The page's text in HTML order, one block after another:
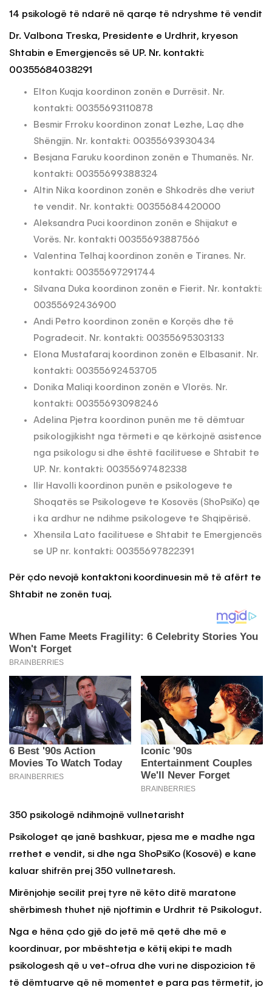
14 psikologë të ndarë në qarqe të ndryshme të vendit
Dr. Valbona Treska, Presidente e Urdhrit, kryeson
Shtabin e Emergjencës së UP. Nr. kontakti:
00355684038291
Elton Kuqja koordinon zonën e Durrësit. Nr.
kontakti: 00355693110878
Besmir Frroku koordinon zonat Lezhe, Laç dhe
Shëngjin. Nr. kontakti: 00355693930434
Besjana Faruku koordinon zonën e Thumanës. Nr.
kontakti: 00355699388324
Altin Nika koordinon zonën e Shkodrës dhe veriut
te vendit. Nr. kontakti: 00355684420000
Aleksandra Puci koordinon zonën e Shijakut e
Vorës. Nr. kontakti 00355693887566
Valentina Telhaj koordinon zonën e Tiranes. Nr.
kontakti: 00355697291744
Silvana Duka koordinon zonën e Fierit. Nr. kontakti:
00355692436900
Andi Petro koordinon zonën e Korçës dhe të
Pogradecit. Nr. kontakti: 00355695303133
Elona Mustafaraj koordinon zonën e Elbasanit. Nr.
kontakti: 00355692453705
Donika Maliqi koordinon zonën e Vlorës. Nr.
kontakti: 00355693098246
Adelina Pjetra koordinon punën me të dëmtuar
psikologjikisht nga tërmeti e qe kërkojnë asistence
nga psikologu si dhe është facilituese e Shtabit te
UP. Nr. kontakti: 00355697482338
Ilir Havolli koordinon punën e psikologeve te
Shoqatës se Psikologeve te Kosovës (ShoPsiKo) qe
i ka ardhur ne ndihme psikologeve te Shqipërisë.
Xhensila Lato facilituese e Shtabit te Emergjencës
se UP nr. kontakti: 00355697822391
Për çdo nevojë kontaktoni koordinuesin më të afërt te
Shtabit ne zonën tuaj.
350 psikologë ndihmojnë vullnetarisht
Psikologet qe janë bashkuar, pjesa me e madhe nga
rrethet e vendit, si dhe nga ShoPsiKo (Kosovë) e kane
kaluar shifrën prej 350 vullnetaresh.
Mirënjohje secilit prej tyre në këto ditë maratone
shërbimesh thuhet një njoftimin e Urdhrit të Psikologut.
Nga e hëna çdo gjë do jetë më qetë dhe më e
koordinuar, por mbështetja e këtij ekipi te madh
psikologesh që u vet-ofrua dhe vuri ne dispozicion të
të dëmtuarve që në momentet e para pas tërmetit, jo